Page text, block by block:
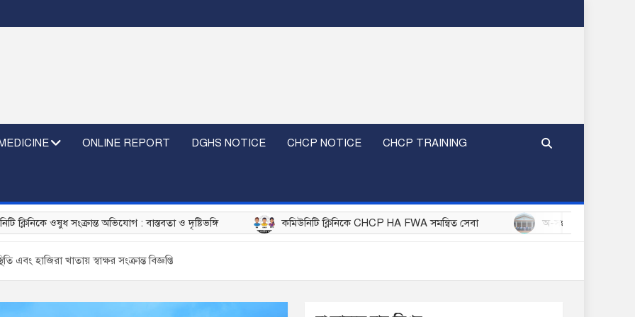
ONLINE REPORT DGHS NOTICE CHCP NOTICE CHCP TRAINING
সংক্রান্ত অভিযোগ : বাস্তবতা ও দৃষ্টিভঙ্গি কমিউনিটি ক্লিনিকে CHCP HA FWA সমন্বিত সেবা অ-সংক্রামক রোগ (NCD) প্রতিরোধ ও
এবং হাজিরা খাতায় স্বাক্ষর সংক্রান্ত বিজ্ঞপ্তি